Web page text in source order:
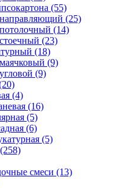
(55)
(25)
(14)
(23)
(18)
(9)
(9)
(4)
(16)
(5)
(6)
(5)
смеси (13)